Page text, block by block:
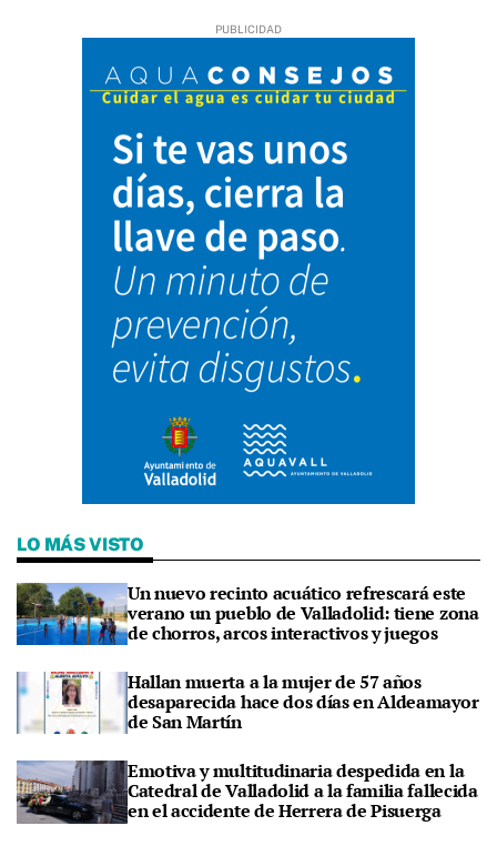
LO MÁS VISTO
Un nuevo recinto acuático refrescará este
verano un pueblo de Valladolid: tiene zona
de chorros, arcos interactivos y juegos
Hallan muerta a la mujer de 57 años
desaparecida hace dos días en Aldeamayor
de San Martín
Emotiva y multitudinaria despedida en la
Catedral de Valladolid a la familia fallecida
en el accidente de Herrera de Pisuerga